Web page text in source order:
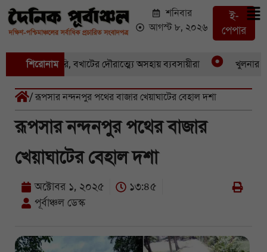
শনিবার
আগস্ট ৮, ২০২৬
ই-
পেপার
শিরোনাম
পর একচুরি, বখাটের দৌরাত্ম্যে অসহায় ব্যবসায়ীরা খুলনার
/ রূপসার নন্দনপুর পথের বাজার খেয়াঘাটের বেহাল দশা
রূপসার নন্দনপুর পথের বাজার
খেয়াঘাটের বেহাল দশা
অক্টোবর ১, ২০২৫
১৩:৪৫
পূর্বাঞ্চল ডেস্ক